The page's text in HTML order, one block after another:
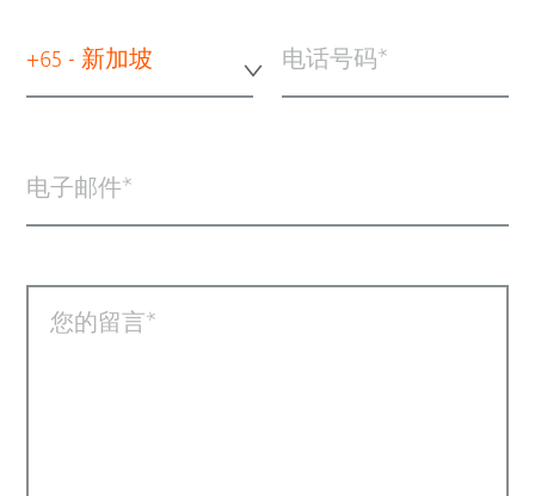
+65 - 新加坡 电话号码
电子邮件
您的留言